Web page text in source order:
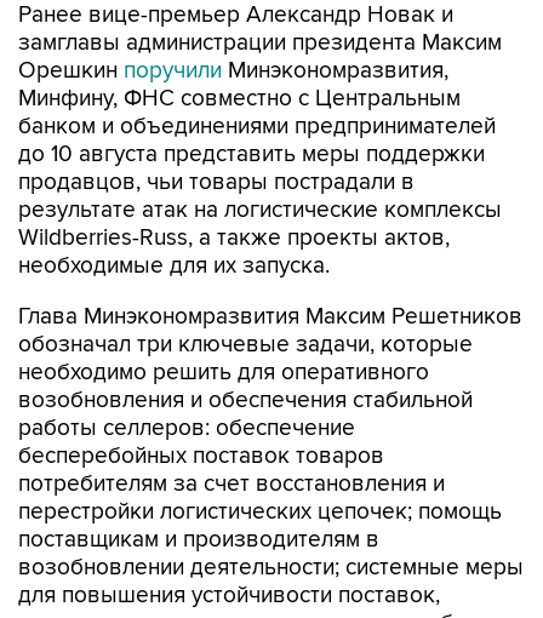
Ранее вице-премьер Александр Новак и
замглавы администрации президента Максим
Орешкин поручили Минэкономразвития,
Минфину, ФНС совместно с Центральным
банком и объединениями предпринимателей
до 10 августа представить меры поддержки
продавцов, чьи товары пострадали в
результате атак на логистические комплексы
Wildberries-Russ, а также проекты актов,
необходимые для их запуска.
Глава Минэкономразвития Максим Решетников
обозначал три ключевые задачи, которые
необходимо решить для оперативного
возобновления и обеспечения стабильной
работы селлеров: обеспечение
бесперебойных поставок товаров
потребителям за счет восстановления и
перестройки логистических цепочек; помощь
поставщикам и производителям в
возобновлении деятельности; системные меры
для повышения устойчивости поставок,